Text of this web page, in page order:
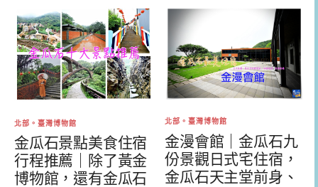
北部。臺灣博物館
金瓜石景點美食住宿
行程推薦｜除了黃金
博物館，還有金瓜石
北部。臺灣博物館
金漫會館｜金瓜石九
份景觀日式宅住宿，
金瓜石天主堂前身、